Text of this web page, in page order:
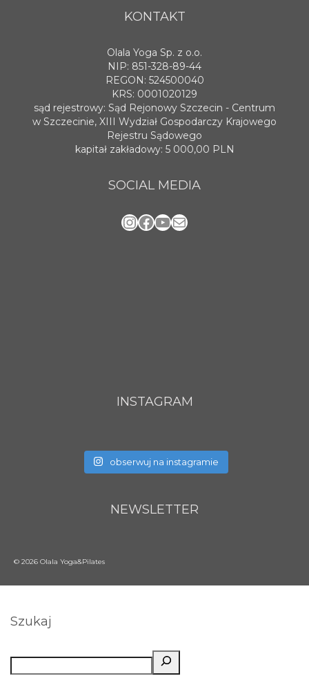
KONTAKT
Olala Yoga Sp. z o.o.
NIP: 851-328-89-44
REGON: 524500040
KRS: 0001020129
sąd rejestrowy: Sąd Rejonowy Szczecin - Centrum
w Szczecinie, XIII Wydział Gospodarczy Krajowego
Rejestru Sądowego
kapitał zakładowy: 5 000,00 PLN
SOCIAL MEDIA
Instagram
Facebook
YouTube
Mail
INSTAGRAM
obserwuj na instagramie
NEWSLETTER
© 2026 Olala Yoga&Pilates
Szukaj
Szukaj